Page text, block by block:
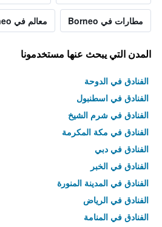
مطارات في Borneo معالم في Borneo
المدن التي يبحث عنها مستخدمونا
الفنادق في الدوحة
الفنادق في اسطنبول
الفنادق في شرم الشيخ
الفنادق في مكة المكرمة
الفنادق في دبي
الفنادق في الخبر
الفنادق في المدينة المنورة
الفنادق في الرياض
الفنادق في المنامة